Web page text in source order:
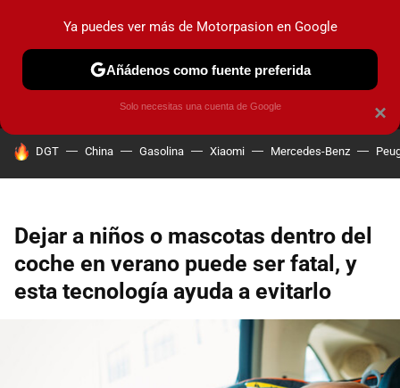
MENÚ NUEVO
COCHES ELÉCTRICOS OBSERVATORIO
HOY SE HABLA DE
DGT China Gasolina Xiaomi Mercedes-Benz
Dejar a niños o mascotas dentro del
coche en verano puede ser fatal, y
esta tecnología ayuda a evitarlo
×
Ya puedes ver más de Motorpasion en Google
Añádenos como fuente preferida
Solo necesitas una cuenta de Google